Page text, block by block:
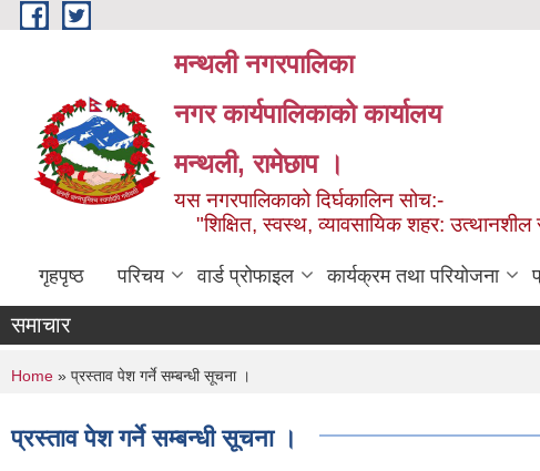
Skip to main content
मन्थली नगरपालिका
नगर कार्यपालिकाको कार्यालय
मन्थली, रामेछाप ।
यस नगरपालिकाको दिर्घकालिन सोच:-
"शिक्षित, स्वस्थ, व्यावसायिक शहर: उत्थानशील
गृहपृष्ठ परिचय वार्ड प्रोफाइल कार्यक्रम तथा परियोजना
समाचार
You are here
Home » प्रस्ताव पेश गर्ने सम्बन्धी सूचना ।
प्रस्ताव पेश गर्ने सम्बन्धी सूचना ।